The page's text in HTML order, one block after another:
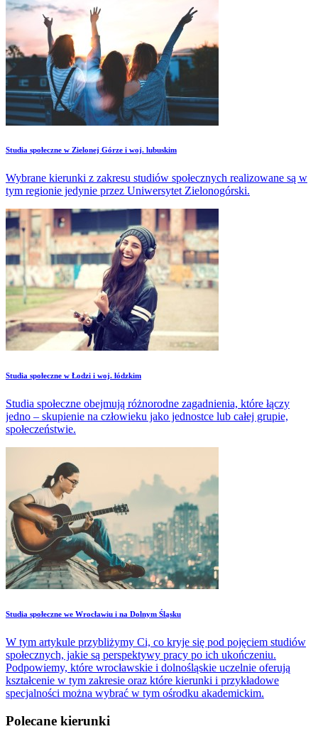
Studia społeczne w Zielonej Górze i woj. lubuskim
Wybrane kierunki z zakresu studiów społecznych realizowane są w
tym regionie jedynie przez Uniwersytet Zielonogórski.
Studia społeczne w Łodzi i woj. łódzkim
Studia społeczne obejmują różnorodne zagadnienia, które łączy
jedno – skupienie na człowieku jako jednostce lub całej grupie,
społeczeństwie.
Studia społeczne we Wrocławiu i na Dolnym Śląsku
W tym artykule przybliżymy Ci, co kryje się pod pojęciem studiów
społecznych, jakie są perspektywy pracy po ich ukończeniu.
Podpowiemy, które wrocławskie i dolnośląskie uczelnie oferują
kształcenie w tym zakresie oraz które kierunki i przykładowe
specjalności można wybrać w tym ośrodku akademickim.
Polecane kierunki